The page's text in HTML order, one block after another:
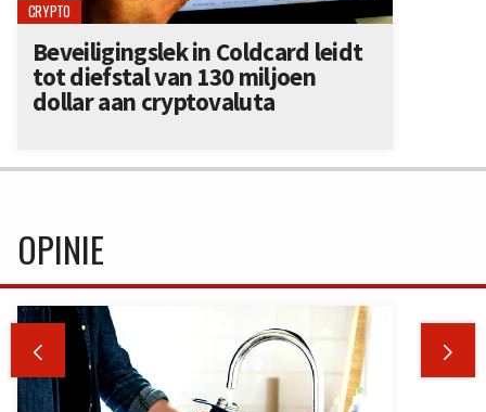
CRYPTO
Beveiligingslek in Coldcard leidt
tot diefstal van 130 miljoen
dollar aan cryptovaluta
OPINIE
 